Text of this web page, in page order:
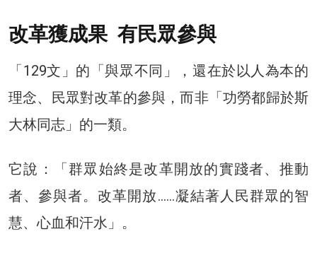
改革獲成果 有民眾參與
「129文」的「與眾不同」，還在於以人為本的
理念、民眾對改革的參與，而非「功勞都歸於斯
大林同志」的一類。
它說：「群眾始終是改革開放的實踐者、推動
者、參與者。改革開放……凝結著人民群眾的智
慧、心血和汗水」。